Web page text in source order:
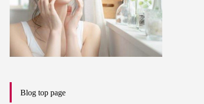
Blog top page